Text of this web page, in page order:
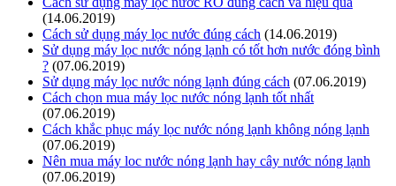
(14.06.2019)
Cách sử dụng máy lọc nước đúng cách (14.06.2019)
Sử dụng máy lọc nước nóng lạnh có tốt hơn nước đóng bình
? (07.06.2019)
Sử dụng máy lọc nước nóng lạnh đúng cách (07.06.2019)
Cách chọn mua máy lọc nước nóng lạnh tốt nhất
(07.06.2019)
Cách khắc phục máy lọc nước nóng lạnh không nóng lạnh
(07.06.2019)
Nên mua máy loc nước nóng lạnh hay cây nước nóng lạnh
(07.06.2019)